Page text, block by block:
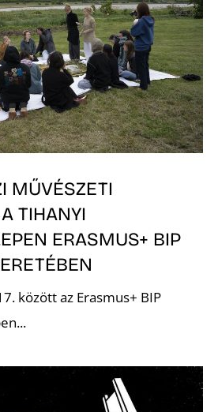
MŰVÉSZETI
TIHANYI
ERASMUS+ BIP
között az Erasmus+ BIP